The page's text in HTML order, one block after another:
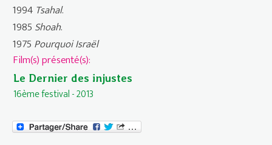
1994 Tsahal.
1985 Shoah.
1975 Pourquoi Israël
Film(s) présenté(s):
Le Dernier des injustes
16ème festival - 2013